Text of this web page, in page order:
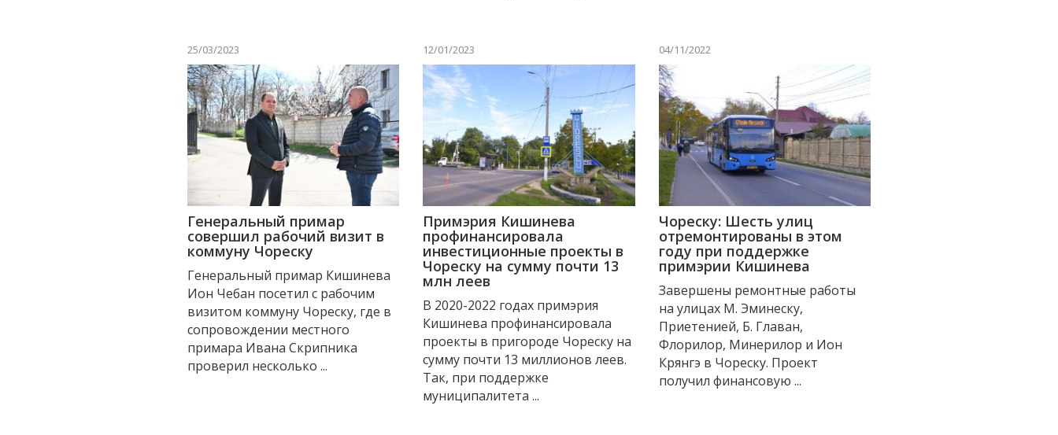
25/03/2023
Генеральный примар
совершил рабочий визит в
коммуну Чореску
Генеральный примар Кишинева
Ион Чебан посетил с рабочим
визитом коммуну Чореску, где в
сопровождении местного
примара Ивана Скрипника
проверил несколько ...
12/01/2023
Примэрия Кишинева
профинансировала
инвестиционные проекты в
Чореску на сумму почти 13
млн леев
В 2020-2022 годах примэрия
Кишинева профинансировала
проекты в пригороде Чореску на
сумму почти 13 миллионов леев.
Так, при поддержке
муниципалитета ...
04/11/2022
Чореску: Шесть улиц
отремонтированы в этом
году при поддержке
примэрии Кишинева
Завершены ремонтные работы
на улицах M. Эминеску,
Приетенией, Б. Главан,
Флорилор, Минерилор и Ион
Крянгэ в Чореску. Проект
получил финансовую ...